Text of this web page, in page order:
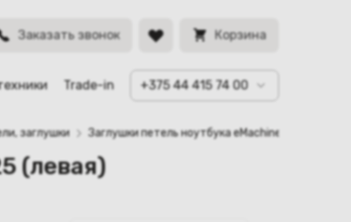
Заказать звонок Корзина
Trade-in +375 44 415 74 00
BYN
заглушки Заглушки петель ноутбука eMachines G625,
(левая)